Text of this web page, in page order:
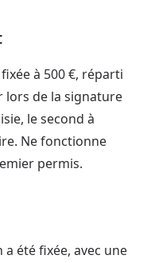
à 500 €, réparti
lors de la signature
le second à
Ne fonctionne
permis.
été fixée, avec une